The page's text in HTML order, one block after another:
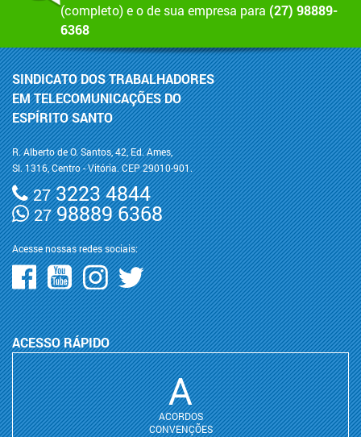
(completo) e o de sua empresa para (27) 98889-
6368
SINDICATO DOS TRABALHADORES
EM TELECOMUNICAÇÕES DO
ESPÍRITO SANTO
R. Alberto de O. Santos, 42, Ed. Ames,
Sl. 1316, Centro - Vitória. CEP 29010-901.
273223 4844
2798889 6368
Acesse nossas redes sociais:
ACESSO RÁPIDO
A
ACORDOS
CONVENÇÕES